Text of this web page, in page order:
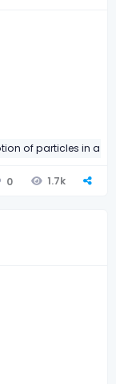
of particles in a
0 1.7k